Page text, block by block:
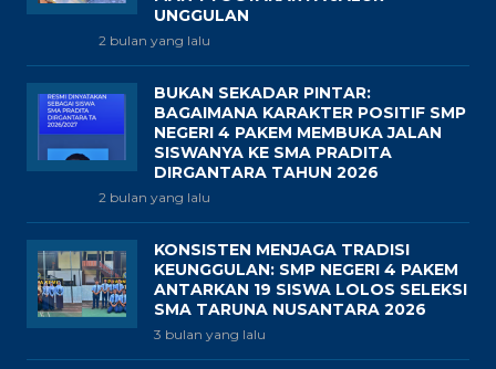
UNGGULAN
2 bulan yang lalu
BUKAN SEKADAR PINTAR:
BAGAIMANA KARAKTER POSITIF SMP
NEGERI 4 PAKEM MEMBUKA JALAN
SISWANYA KE SMA PRADITA
DIRGANTARA TAHUN 2026
2 bulan yang lalu
KONSISTEN MENJAGA TRADISI
KEUNGGULAN: SMP NEGERI 4 PAKEM
ANTARKAN 19 SISWA LOLOS SELEKSI
SMA TARUNA NUSANTARA 2026
3 bulan yang lalu